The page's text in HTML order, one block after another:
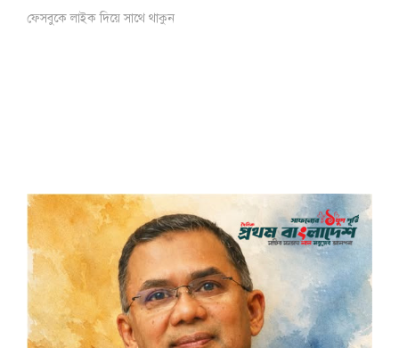
ফেসবুকে লাইক দিয়ে সাথে থাকুন